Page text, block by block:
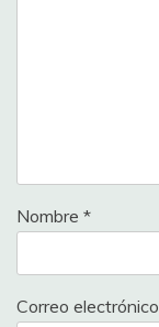
Nombre *
Correo electrónico